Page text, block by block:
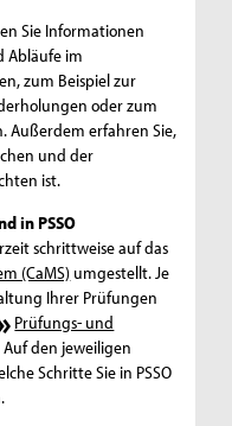
Sie Informationen
Abläufe im
zum Beispiel zur
oder zum
Außerdem erfahren Sie,
und der
ist.
in PSSO
schrittweise auf das
(CaMS) umgestellt. Je
Ihrer Prüfungen
Prüfungs- und
Auf den jeweiligen
Schritte Sie in PSSO